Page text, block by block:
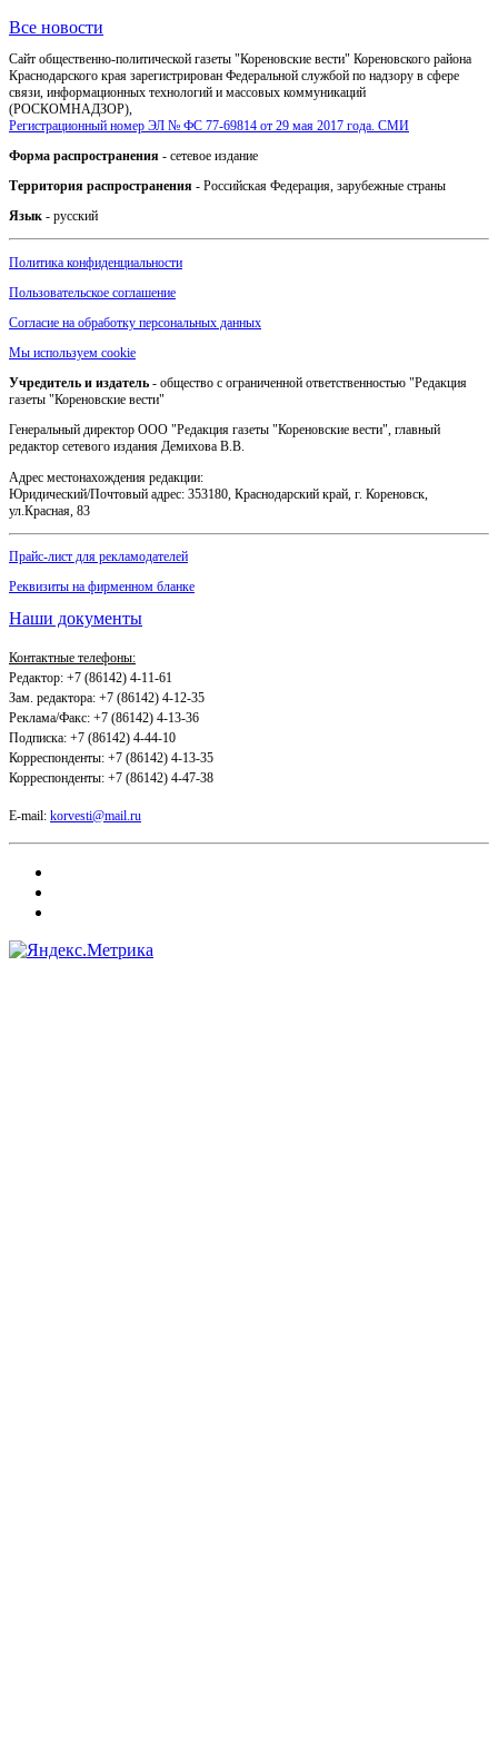
Все новости
Сайт общественно-политической газеты "Кореновские вести" Кореновского района
Краснодарского края зарегистрирован Федеральной службой по надзору в сфере
связи, информационных технологий и массовых коммуникаций
(РОСКОМНАДЗОР),
Регистрационный номер ЭЛ № ФС 77-69814 от 29 мая 2017 года. СМИ
Форма распространения - сетевое издание
Территория распространения - Российская Федерация, зарубежные страны
Язык - русский
Политика конфиденциальности
Пользовательское соглашение
Согласие на обработку персональных данных
Мы используем cookie
Учредитель и издатель - общество с ограниченной ответственностью "Редакция
газеты "Кореновские вести"
Генеральный директор ООО "Редакция газеты "Кореновские вести", главный
редактор сетевого издания Демихова В.В.
Адрес местонахождения редакции:
Юридический/Почтовый адрес: 353180, Краснодарский край, г. Кореновск,
ул.Красная, 83
Прайс-лист для рекламодателей
Реквизиты на фирменном бланке
Наши документы
Контактные телефоны:
Редактор: +7 (86142) 4-11-61
Зам. редактора: +7 (86142) 4-12-35
Реклама/Факс: +7 (86142) 4-13-36
Подписка: +7 (86142) 4-44-10
Корреспонденты: +7 (86142) 4-13-35
Корреспонденты: +7 (86142) 4-47-38
E-mail: korvesti@mail.ru